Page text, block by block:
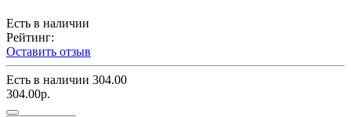
Есть в наличии
Рейтинг:
Оставить отзыв
Есть в наличии 304.00
304.00р.